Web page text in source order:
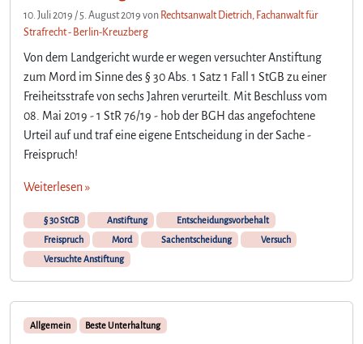
10. Juli 2019 / 5. August 2019 von Rechtsanwalt Dietrich, Fachanwalt für
Strafrecht - Berlin-Kreuzberg
Von dem Landgericht wurde er wegen versuchter Anstiftung
zum Mord im Sinne des § 30 Abs. 1 Satz 1 Fall 1 StGB zu einer
Freiheitsstrafe von sechs Jahren verurteilt. Mit Beschluss vom
08. Mai 2019 - 1 StR 76/19 - hob der BGH das angefochtene
Urteil auf und traf eine eigene Entscheidung in der Sache -
Freispruch!
Weiterlesen »
§ 30 StGB Anstiftung
Entscheidungsvorbehalt
Freispruch
Mord Sachentscheidung
Versuch
Versuchte Anstiftung
Allgemein Beste Unterhaltung